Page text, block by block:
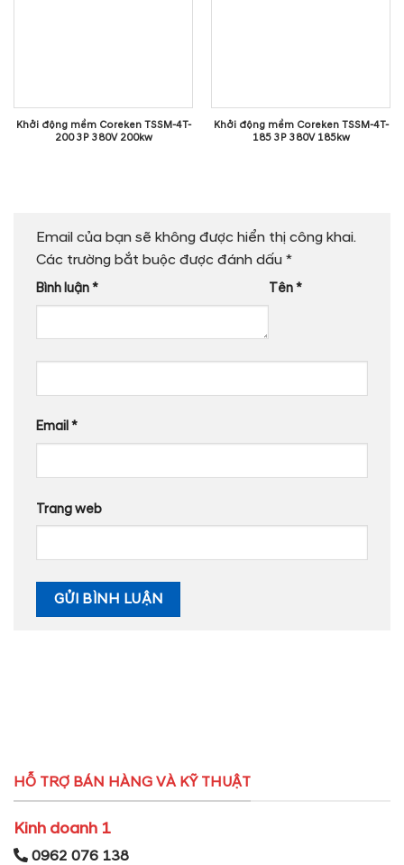
Khởi động mềm Coreken TSSM-4T-
200 3P 380V 200kw
Khởi động mềm Coreken TSSM-4T-
185 3P 380V 185kw
Email của bạn sẽ không được hiển thị công khai.
Các trường bắt buộc được đánh dấu *
Bình luận* Tên*
Email*
Trang web
HỖ TRỢ BÁN HÀNG VÀ KỸ THUẬT
Kinh doanh 1
0962 076 138